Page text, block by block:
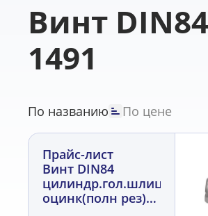
Винт
1491
По названию По цене
Прайс-лист
Винт DIN84
цилиндр.гол.шлиц
оцинк(полн рез)